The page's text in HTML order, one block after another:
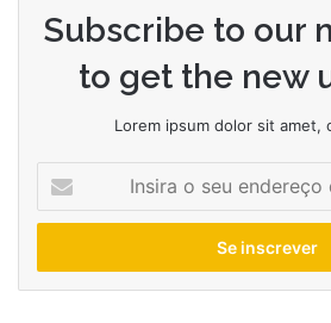
Subscribe to our
to get the new
Lorem ipsum dolor sit amet,
seu
de
email